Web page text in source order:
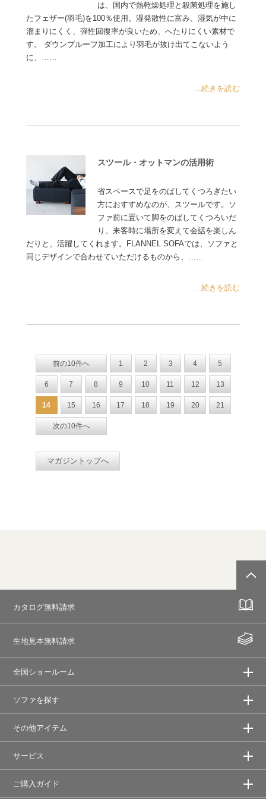
は、国内で熱乾燥処理と殺菌処理を施し
たフェザー(羽毛)を100％使用。湿発散性に富み、湿気が中に
溜まりにくく、弾性回復率が良いため、へたりにくい素材で
す。 ダウンプルーフ加工により羽毛が抜け出てこないよう
に、……
...続きを読む
スツール・オットマンの活用術
省スペースで足をのばしてくつろぎたい
方におすすめなのが、スツールです。ソ
ファ前に置いて脚をのばしてくつろいだ
り、来客時に場所を変えて会話を楽しん
だりと、活躍してくれます。FLANNEL SOFAでは、ソファと
同じデザインで合わせていただけるものから、……
...続きを読む
前の10件へ 1 2 3 4 5
6 7 8 9 10 11 12 13
14 15 16 17 18 19 20 21
次の10件へ
マガジントップへ
カタログ無料請求
生地見本無料請求
全国ショールーム
ソファを探す
その他アイテム
サービス
ご購入ガイド